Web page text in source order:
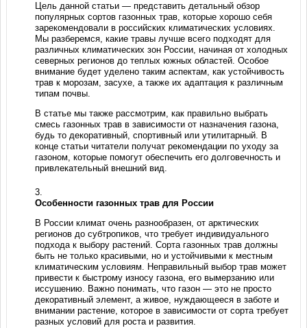
Цель данной статьи — представить детальный обзор
популярных сортов газонных трав, которые хорошо себя
зарекомендовали в российских климатических условиях.
Мы разберемся, какие травы лучше всего подходят для
различных климатических зон России, начиная от холодных
северных регионов до теплых южных областей. Особое
внимание будет уделено таким аспектам, как устойчивость
трав к морозам, засухе, а также их адаптация к различным
типам почвы.
В статье мы также рассмотрим, как правильно выбрать
смесь газонных трав в зависимости от назначения газона,
будь то декоративный, спортивный или утилитарный. В
конце статьи читатели получат рекомендации по уходу за
газоном, которые помогут обеспечить его долговечность и
привлекательный внешний вид.
Особенности газонных трав для России
В России климат очень разнообразен, от арктических
регионов до субтропиков, что требует индивидуального
подхода к выбору растений. Сорта газонных трав должны
быть не только красивыми, но и устойчивыми к местным
климатическим условиям. Неправильный выбор трав может
привести к быстрому износу газона, его вымерзанию или
иссушению. Важно понимать, что газон — это не просто
декоративный элемент, а живое, нуждающееся в заботе и
внимании растение, которое в зависимости от сорта требует
разных условий для роста и развития.